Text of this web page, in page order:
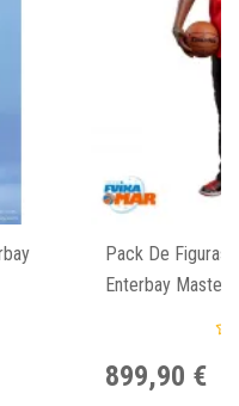
Pack De Figuras
Enterbay
899,90 €